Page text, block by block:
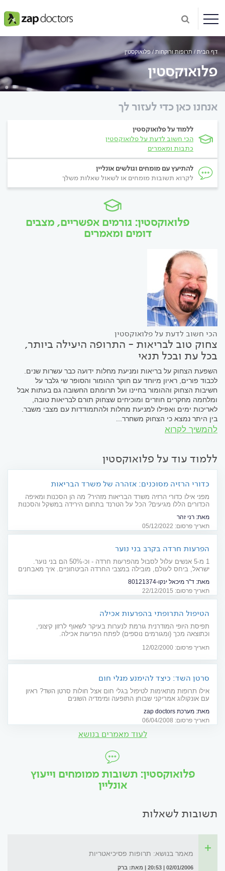
דף הבית תרופות ורוקחות פלואוקסטין
פלואוקסטין
אנחנו כאן כדי לעזור לך
ללמוד על פלואוקסטין
הכי חשוב לדעת על פלואוקסטין
כתבות ומאמרים
להתיעץ עם מומחים וגולשים אונליין
לקרוא תשובות מומחים או לשאול שאלות משלך
פלואוקסטין: גורמים אפשריים, מצבים
דומים ומאמרים
הכי חשוב לדעת על פלואוקסטין
צחוק טוב לבריאות - התרופה היעילה ביותר,
בכל עת ובכל תנאי
השפעת הצחוק על בריאות ומניעת מחלות ידועה כבר עשרות שנים.
לכבוד פורים, ראיון מיוחד עם חוקר ההומור והסופר שי גלבר על
חשיבות הצחוק וההומור בחיינו ועל תרומתם החשובה גם בעתות אבל
ומלחמה מחקרים חוזרים ומוכיחים שצחוק תורם לבריאות טובה,
לאריכות ימים ואפילו למניעת מחלות ולהתמודדות עם מצבי משבר.
בין היתר נמצא כי הצחוק משחרר...
להמשיך לקרוא
ללמוד עוד על פלואוקסטין
כדורי הרזיה מסוכנים: אזהרה של משרד הבריאות
מפני אילו כדורי הרזיה משרד הבריאות מזהיר? מה הן הסכנות ומאיפה
הכדורים הללו מגיעים? הכל על הטרנד בתחום הירידה במשקל והסכנות
מאת: רני זהר
תאריך פרסום: 05/12/2022
הפרעות חרדה בקרב בני נוער
1 מ-5 אנשים עלול לסבול מהפרעות חרדה - וכ-50% הם בני נוער.
ישראל, ביחס לעולם, מובילה במצבי החרדה הביטחוניים. איך מאבחנים
מאת: ד"ר מיכאל ינקו-80121374
תאריך פרסום: 22/12/2015
הטיפול התרופתי בהפרעות אכילה
תפיסת היופי המודרנית גורמת לנערות בעיקר לשאוף לרזון קיצוני,
וכתוצאה מכך (ומגורמים נוספים) לפתח הפרעות אכילה.
תאריך פרסום: 12/02/2000
סרטן השד: כיצד להימנע מגלי חום
אילו תרופות מתאימות לטיפול בגלי חום אצל חולות סרטן השד? ראיון
עם אונקולוג אמריקני שבוחן התופעה ומימדיה השונים
מאת: מערכת zap doctors
תאריך פרסום: 06/04/2008
לעוד מאמרים בנושא
פלואוקסטין: תשובות ממומחים וייעוץ
אונליין
תשובות לשאלות
מאמר בנושא: תרופות פסיכיאטריות
02/01/2006 | 20:53 | מאת: ברק